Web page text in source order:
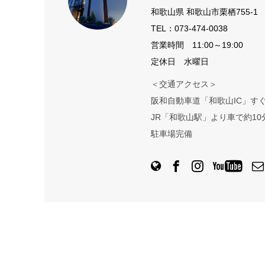
和歌山県 和歌山市栗栖755-1
TEL： 073-474-0038
営業時間 11:00～19:00
定休日 水曜日
＜交通アクセス＞
阪和自動車道「和歌山IC」す
JR「和歌山駅」より車で約10
駐車場完備